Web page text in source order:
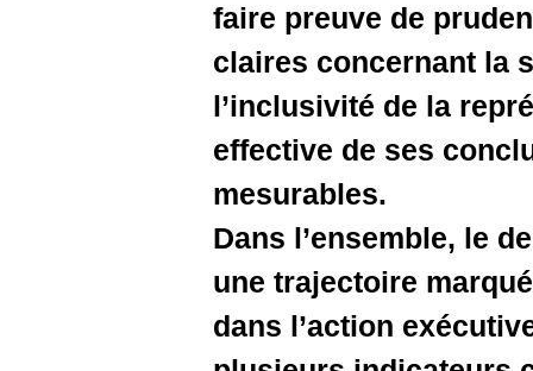
faire
claires
effective
Dans
une
dans